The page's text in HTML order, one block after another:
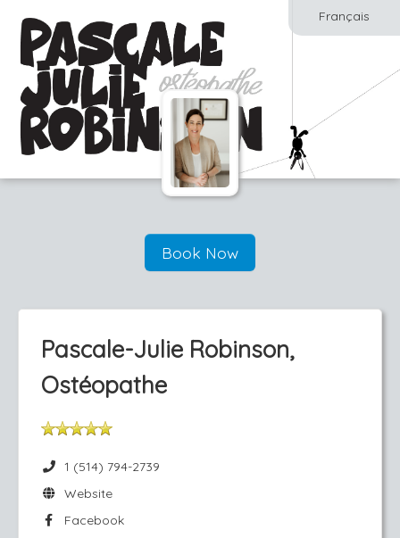
Français
Book Now
Pascale-Julie Robinson,
Ostéopathe
1 (514) 794-2739
Website
Facebook